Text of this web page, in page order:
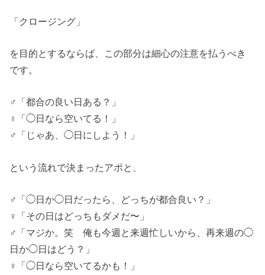
「クロージング」
を目的とするならば、この部分は細心の注意を払うべき
です。
♂「都合の良い日ある？」
♀「◯日なら空いてる！」
♂「じゃあ、◯日にしよう！」
という流れで決まったアポと、
♂「◯日か◯日だったら、どっちが都合良い？」
♀「その日はどっちもダメだ〜」
♂「マジか。笑 俺も今週と来週忙しいから、再来週の◯
日か◯日はどう？」
♀「◯日なら空いてるかも！」